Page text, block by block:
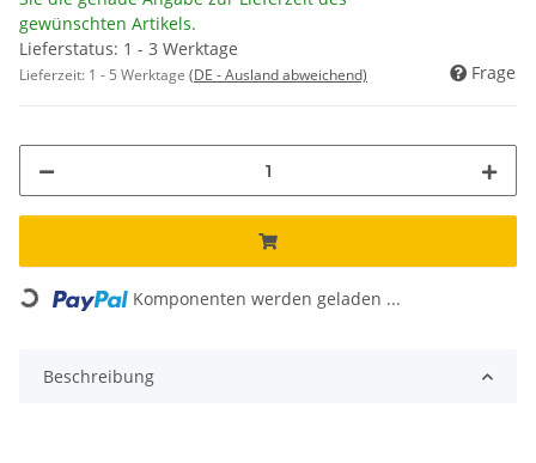
gewünschten Artikels.
Lieferstatus: 1 - 3 Werktage
Lieferzeit: 1 - 5 Werktage (DE - Ausland abweichend) Frage
Loading... Komponenten werden geladen ...
Beschreibung